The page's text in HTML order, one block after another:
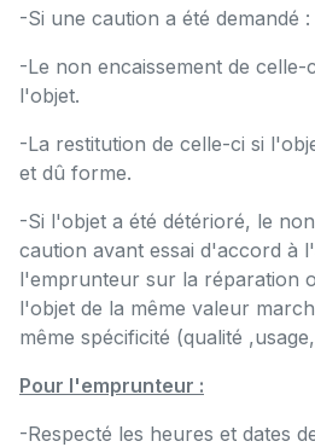
-Si une caution a été demandé :
-Le non encaissement de
l'objet.
-La restitution de celle-ci si
et dû forme.
-Si l'objet a été détérioré, le
caution avant essai d'accord à
l'emprunteur sur la réparation
l'objet de la même valeur
même spécificité (qualité
Pour l'emprunteur :
-Respecté les heures et dates